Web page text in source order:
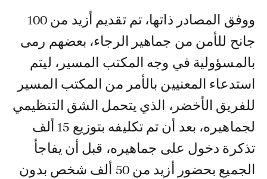
ووفق المصادر ذاتها، تم تقديم أزيد من 100
جانح للأمن من جماهير الرجاء، بعضهم رمى
بالمسؤولية في وجه المكتب المسير، ليتم
استدعاء المعنيين بالأمر من المكتب المسير
للفريق الأخضر، الذي يتحمل الشق التنظيمي
لجماهيره، بعد أن تم تكليفه بتوزيع 15 ألف
تذكرة دخول على جماهيره، قبل أن يفاجأ
الجميع بحضور أزيد من 50 ألف شخص بدون